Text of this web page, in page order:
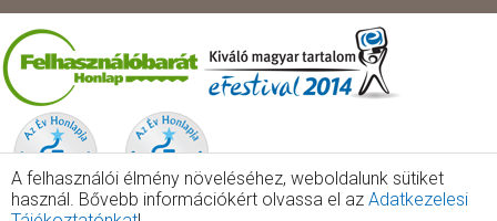
A felhasználói élmény növeléséhez, weboldalunk sütiket
használ. Bővebb információkért olvassa el az Adatkezelesi